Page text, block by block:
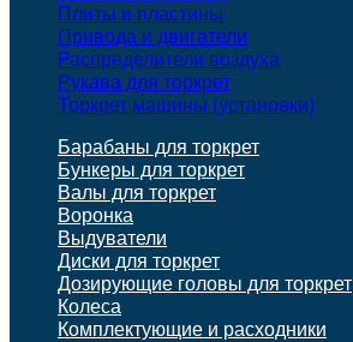
Плиты и пластины
Привода и двигатели
Распределители воздуха
Рукава для торкрет
Торкрет машины (установки)
Барабаны для торкрет
Бункеры для торкрет
Валы для торкрет
Воронка
Выдуватели
Диски для торкрет
Дозирующие головы для торкрет
Колеса
Комплектующие и расходники